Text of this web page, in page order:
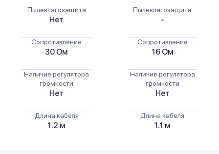
Пылевлагозащита
Нет
Сопротивление
30 Ом
Наличие регулятора
громкости
Нет
Длина кабеля
1.2 м
Пылевлагозащита
-
Сопротивление
16 Ом
Наличие регулятора
громкости
Нет
Длина кабеля
1.1 м